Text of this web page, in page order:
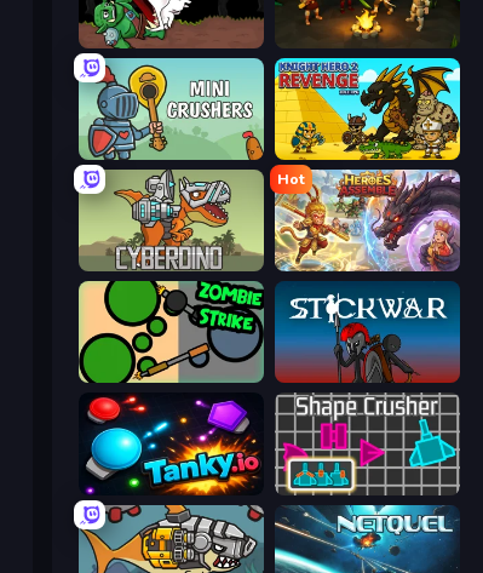
Fantasy Madness Skillfite.io
Mini Crushers Knight Hero 2 Revenge Idle RPG
Hot
Heroes Assemble
ZombieStrike Stick War
Tanky.io Shape Crusher